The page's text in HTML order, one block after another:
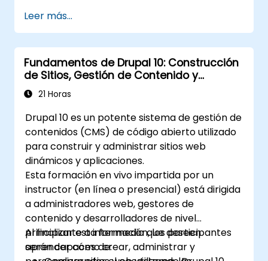
Implementar las mejores prácticas en el
desarrollo de Drupal.
Configurar y gestionar entornos de
desarrollo utilizando servicios de Azure.
Automatizar el despliegue y la
escalabilidad mediante herramientas de
Leer más...
Fundamentos de Drupal 10: Construcción
de Sitios, Gestión de Contenido y
Administración
21 Horas
Drupal 10 es un potente sistema de gestión de
contenidos (CMS) de código abierto utilizado
para construir y administrar sitios web
dinámicos y aplicaciones.
Esta formación en vivo impartida por un
instructor (en línea o presencial) está dirigida
a administradores web, gestores de
contenido y desarrolladores de nivel
principiante a intermedio que deseen
aprender cómo crear, administrar y
Al finalizar esta formación, los participantes
serán capaces de: